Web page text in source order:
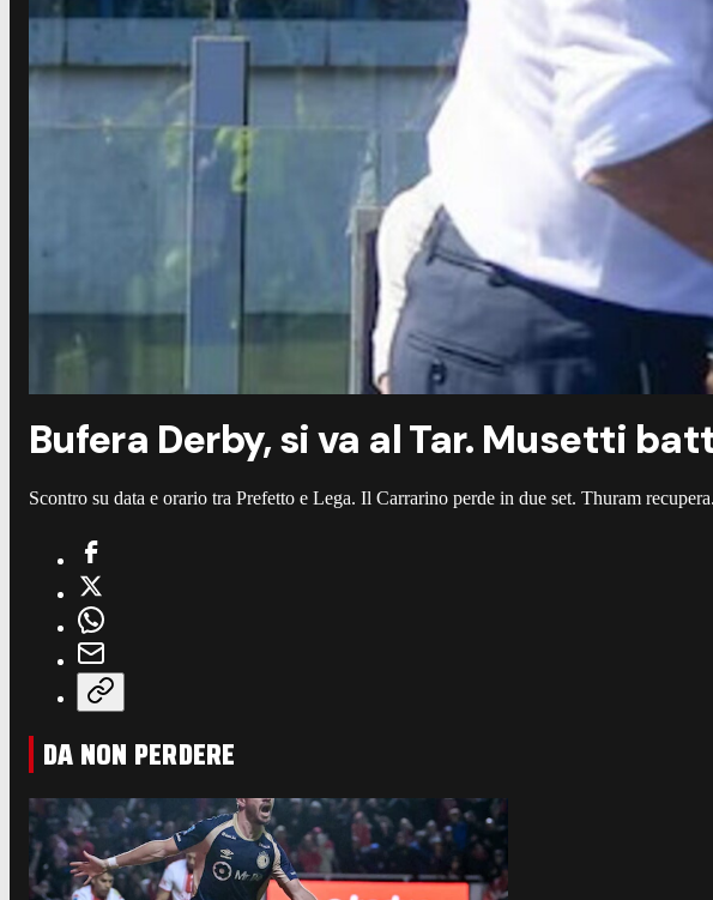
Bufera Derby, si va al Tar. Musetti
Scontro su data e orario tra Prefetto e Lega. Il Carrarino perde in due set. Thuram
DA NON PERDERE